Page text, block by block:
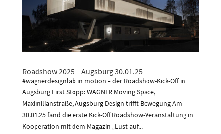
Roadshow 2025 – Augsburg 30.01.25
#wagnerdesignlab in motion – der Roadshow-Kick-Off in
Augsburg First Stopp: WAGNER Moving Space,
Maximilianstraße, Augsburg Design trifft Bewegung Am
30.01.25 fand die erste Kick-Off Roadshow-Veranstaltung in
Kooperation mit dem Magazin „Lust auf...